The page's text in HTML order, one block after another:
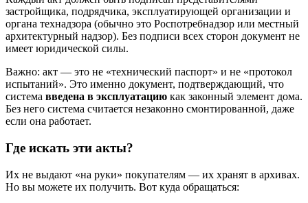
застройщика, подрядчика, эксплуатирующей организации и
органа технадзора (обычно это Роспотребнадзор или местный
архитектурный надзор). Без подписи всех сторон документ не
имеет юридической силы.
Важно: акт — это не «технический паспорт» и не «протокол
испытаний». Это именно документ, подтверждающий, что
система введена в эксплуатацию как законный элемент дома.
Без него система считается незаконно смонтированной, даже
если она работает.
Где искать эти акты?
Их не выдают «на руки» покупателям — их хранят в архивах.
Но вы можете их получить. Вот куда обращаться: